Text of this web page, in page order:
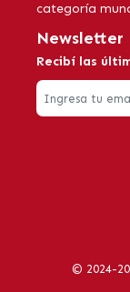
categoría
Newsletter
Recibí las
© 2024-